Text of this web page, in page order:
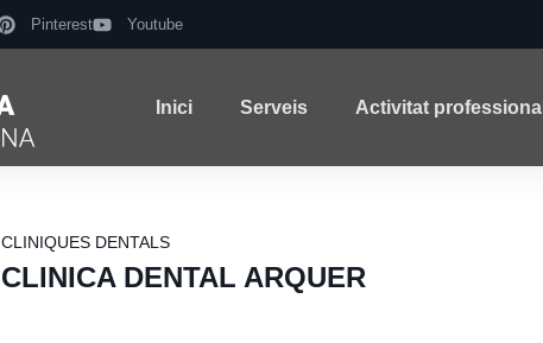
Pinterest Youtube
Inici Serveis Activitat professional
CLINIQUES DENTALS
CLINICA DENTAL ARQUER